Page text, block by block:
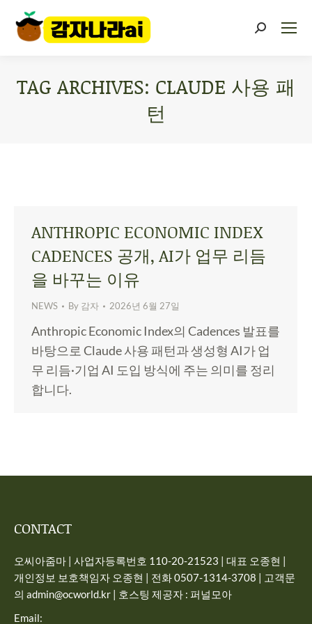
TAG ARCHIVES: CLAUDE 사용 패
턴
ANTHROPIC ECONOMIC INDEX
CADENCES 공개, AI가 업무 리듬
을 바꾸는 이유
NEWS By 감자 2026년 6월 27일
Anthropic Economic Index의 Cadences 발표를
바탕으로 Claude 사용 패턴과 생성형 AI가 업
무 리듬·기업 AI 도입 방식에 주는 의미를 정리
합니다.
CONTACT
오씨아줌마 | 사업자등록번호 110-20-21523 | 대표 오종현 |
개인정보 보호책임자 오종현 | 전화 0507-1314-3708 | 고객문
의 admin@ocworld.kr | 호스팅 제공자 : 퍼널모아
Email: